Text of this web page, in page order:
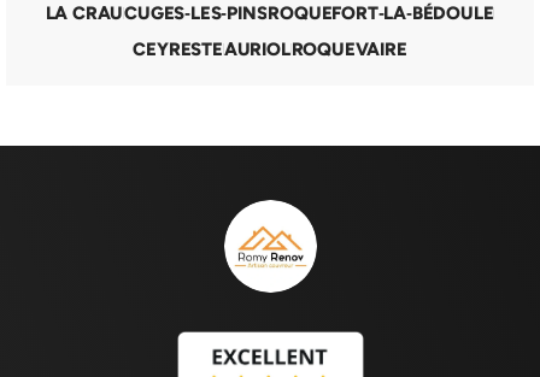
LA CRAUCUGES‑LES‑PINSROQUEFORT‑LA‑BÉDOULE
CEYRESTEAURIOLROQUEVAIRE